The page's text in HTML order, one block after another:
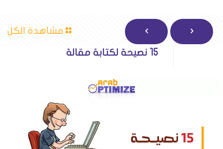
مشاهدة الكل
15 نصيحة لكتابة مقالة